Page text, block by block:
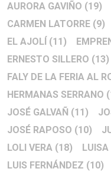
AURORA GAVIÑO (19)
CARMEN LATORRE (9)
EL AJOLÍ (11)
ERNESTO SILLERO (13)
FALY DE LA FERIA AL
HERMANAS SERRANO
JOSÉ GALVAÑ (11)
JOSÉ RAPOSO (10)
LOLI VERA (18) LUISA
LUIS FERNÁNDEZ (10)